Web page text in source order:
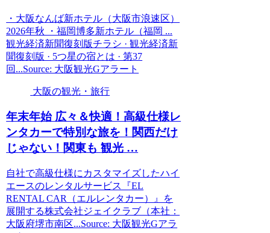
・大阪なんば新ホテル（大阪市浪速区）
2026年秋 ・福岡博多新ホテル（福岡 ...
観光経済新聞復刻版チラシ · 観光経済新
聞復刻版 · 5つ星の宿とは · 第37
回...Source: 大阪観光Gアラート
大阪の観光・旅行
年末年始 広々＆快適！高級仕様レ
ンタカーで特別な旅を！関西だけ
じゃない！関東も観光 …
自社で高級仕様にカスタマイズしたハイ
エースのレンタルサービス『EL
RENTAL CAR（エルレンタカー）』を
展開する株式会社ジェイクラブ（本社：
大阪府堺市南区...Source: 大阪観光Gアラ